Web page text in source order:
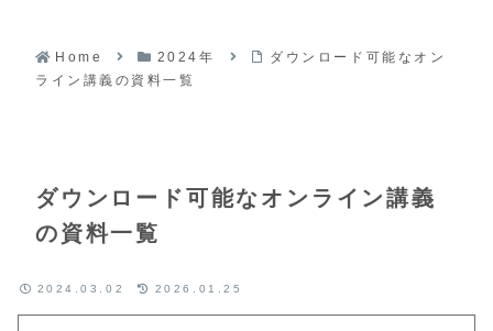
Home 2024年
ダウンロード可能なオン
ライン講義の資料一覧
ダウンロード可能なオンライン講義
の資料一覧
2024.03.02 2026.01.25